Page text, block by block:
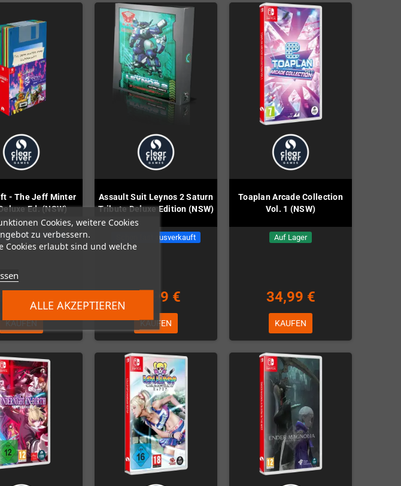
Cookies, weitere Cookies
zu verbessern.
Cookies erlaubt sind und welche
ALLE AKZEPTIEREN
- The Jeff Minter
Ed. (NSW)
fast ausverkauft
KAUFEN
Assault Suit Leynos 2 Saturn
Tribute Deluxe Edition (NSW)
Schon fast ausverkauft
69,99 €
KAUFEN
Toaplan Arcade Collection
Vol. 1 (NSW)
Auf Lager
34,99 €
KAUFEN